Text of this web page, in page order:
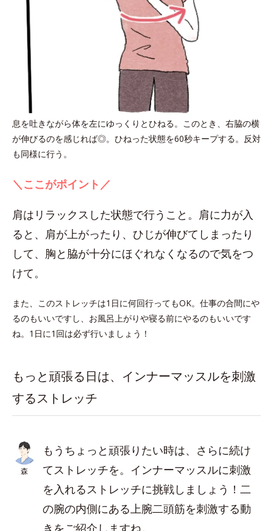
息を吐きながら体を左にゆっくりとひねる。このとき、右脇の横
が伸びるのを感じれば◎。ひねった状態を60秒キープする。反対
も同様に行う。
＼ここがポイント／
肩はリラックスした状態で行うこと。肩に力が入
ると、肩が上がったり、ひじが伸びてしまったり
して、胸と脇が十分にほぐれなくなるので気をつ
けて。
また、このストレッチは1日に何回行ってもOK。仕事の合間にや
るのもいいですし、お風呂上がりや寝る前にやるのもいいです
ね。1日に1回は必ず行いましょう！
もっと頑張る日は、インナーマッスルを刺激
するストレッチ
森
もうちょっと頑張りたい時は、さらに続け
てストレッチを。インナーマッスルに刺激
を入れるストレッチに挑戦しましょう！二
の腕の内側にある上腕二頭筋を刺激する動
きをご紹介しますね。